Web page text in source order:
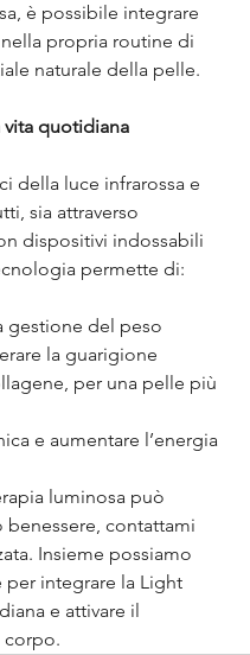
è possibile integrare
propria routine di
naturale della pelle.
vita quotidiana
della luce infrarossa e
sia attraverso
dispositivi indossabili
permette di:
gestione del peso
la guarigione
per una pelle più
e aumentare l’energia
luminosa può
benessere, contattami
Insieme possiamo
integrare la Light
e attivare il
corpo.